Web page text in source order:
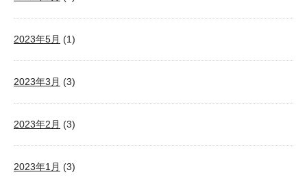
2023年5月 (1)
2023年3月 (3)
2023年2月 (3)
2023年1月 (3)